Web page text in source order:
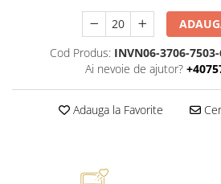
Cod Produs: INVN06-3706-
Ai nevoie de ajutor?
Adauga la Favorite